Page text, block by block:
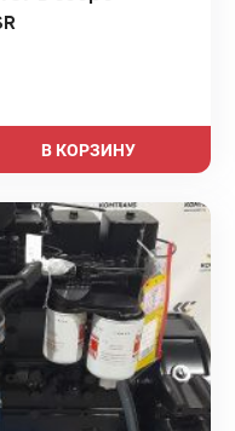
В КОРЗИНУ